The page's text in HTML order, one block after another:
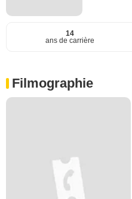
14
ans de carrière
Filmographie